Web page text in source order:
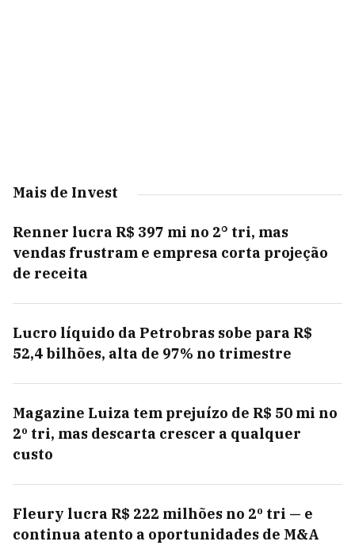
Mais de Invest
Renner lucra R$ 397 mi no 2° tri, mas
vendas frustram e empresa corta projeção
de receita
Lucro líquido da Petrobras sobe para R$
52,4 bilhões, alta de 97% no trimestre
Magazine Luiza tem prejuízo de R$ 50 mi no
2º tri, mas descarta crescer a qualquer
custo
Fleury lucra R$ 222 milhões no 2º tri — e
continua atento a oportunidades de M&A